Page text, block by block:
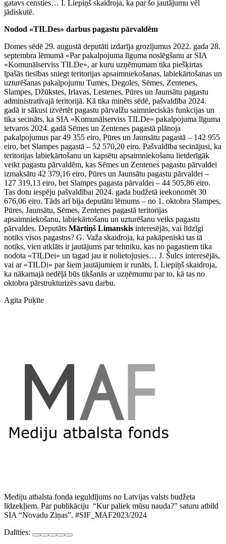
gatavs censties… I. Liepiņš skaidroja, ka par šo jautājumu vēl
jādiskutē.
Nodod «TILDes» darbus pagastu pārvaldēm
Domes sēdē 29. augustā deputāti izdarīja grozījumus 2022. gada 28.
septembra lēmumā «Par pakalpojuma līguma noslēgšanu ar SIA
«Komunālserviss TILDe», ar kuru uzņēmumam tika piešķirtas
īpašās tiesības sniegt teritorijas apsaimniekošanas, labiekārtošanas un
uzturēšanas pakalpojumu Tumes, Degoles, Sēmes, Zentenes,
Slampes, Džūkstes, Irlavas, Lestenes, Pūres un Jaunsātu pagastu
administratīvajā teritorijā. Kā tika minēts sēdē, pašvaldība 2024.
gadā ir sākusi izvērtēt pagastu pārvalžu saimnieciskās funkcijas un
tika secināts, ka SIA «Komunālserviss TILDe» pakalpojuma līguma
ietvaros 2024. gadā Sēmes un Zentenes pagastā plānoja
pakalpojumus par 49 355 eiro, Pūres un Jaunsātu pagastā – 142 955
eiro, bet Slampes pagastā – 52 570,20 eiro. Pašvaldība secinājusi, ka
teritorijas labiekārtošanu un kapsētu apsaimniekošanu lietderīgāk
veikt pagastu pārvaldēm, kas Sēmes un Zentenes pagastu pārvaldei
izmaksātu 42 379,16 eiro, Pūres un Jaunsātu pagastu pārvaldei –
127 319,13 eiro, bet Slampes pagasta pārvaldei – 44 505,86 eiro.
Tas dotu iespēju pašvaldībai 2024. gada budžetā ieekonomēt 30
676,06 eiro. Tāds arī bija deputātu lēmums – no 1. oktobra Slampes,
Pūres, Jaunsātu, Sēmes, Zentenes pagastā teritorijas
apsaimniekošanu, labiekārtošanu un uzturēšanu veiks pagastu
pārvaldes. Deputāts Mārtiņš Limanskis interesējās, vai līdzīgi
notiks visos pagastos? G. Važa skaidroja, ka pakāpeniski tas tā
notiks, vien atklāts ir jautājums par tehniku, kas no pagastiem tika
nodota «TILDei» un tagad jau ir nolietojusies… J. Šulcs interesējās,
vai ar «TILDi» par šiem jautājumiem ir runāts, I. Liepiņš skaidroja,
ka nākamajā nedēļā būs tikšanās ar uzņēmumu par to, kā tas no
oktobra pārstrukturizēs savu darbu.
Agita Puķīte
Mediju atbalsta fonda ieguldījums no Latvijas valsts budžeta
līdzekļiem. Par publikāciju “Kur paliek mūsu nauda?” saturu atbild
SIA “Novadu Ziņas”. #SIF_MAF2023/2024
Dalīties: